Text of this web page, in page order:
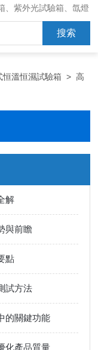
、紫外光試驗箱、氙燈
試驗箱、鹽水噴霧試驗
試驗機、跌落試驗機、
恒溫恒濕試驗箱 >高
解
與前瞻
點
試方法
的關鍵功能
化產品質量